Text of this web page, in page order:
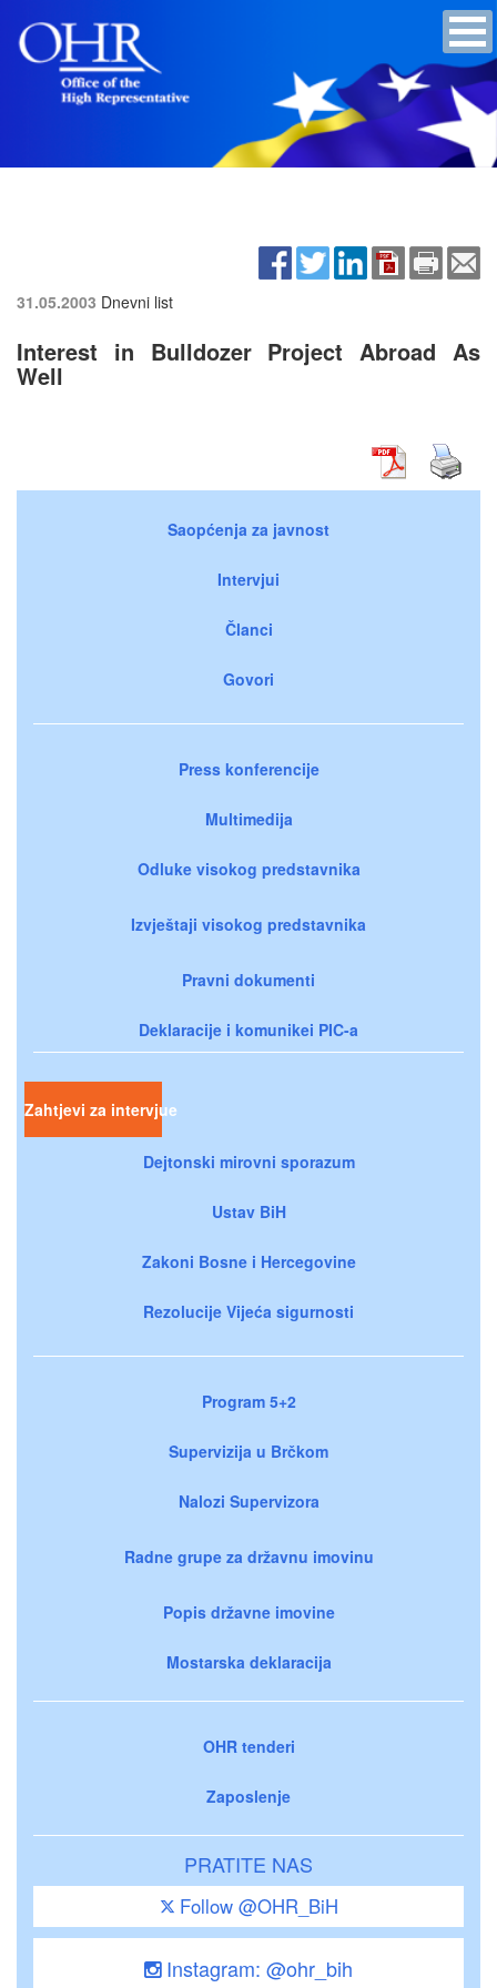
31.05.2003 Dnevni list
Interest in Bulldozer Project Abroad As
Well
Saopćenja za javnost
Intervjui
Članci
Govori
Press konferencije
Multimedija
Odluke visokog predstavnika
Izvještaji visokog predstavnika
Pravni dokumenti
Deklaracije i komunikei PIC-a
Zahtjevi za intervjue
Dejtonski mirovni sporazum
Ustav BiH
Zakoni Bosne i Hercegovine
Rezolucije Vijeća sigurnosti
Program 5+2
Supervizija u Brčkom
Nalozi Supervizora
Radne grupe za državnu imovinu
Popis državne imovine
Mostarska deklaracija
OHR tenderi
Zaposlenje
PRATITE NAS
Follow @OHR_BiH
Instagram: @ohr_bih